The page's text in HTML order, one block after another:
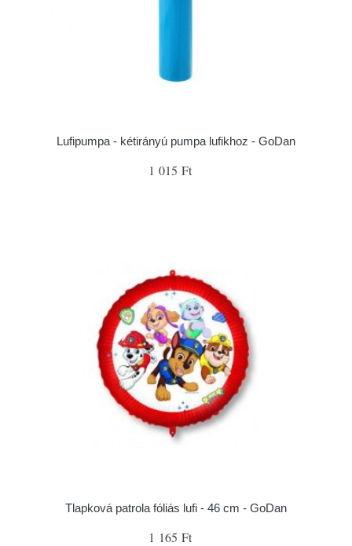
Lufipumpa - kétirányú pumpa lufikhoz - GoDan
1 015 Ft
Tlapková patrola fóliás lufi - 46 cm - GoDan
1 165 Ft